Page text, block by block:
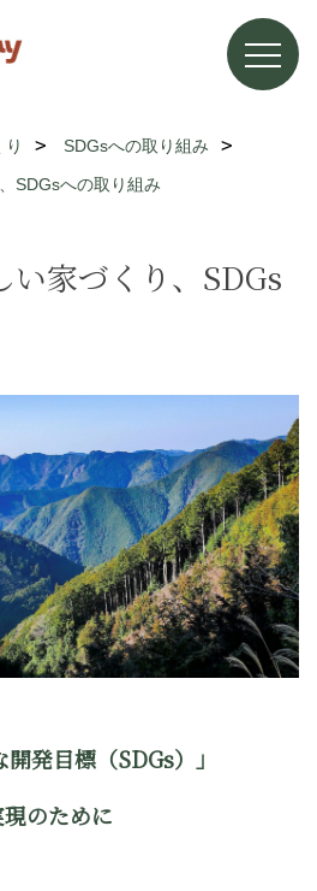
り
SDGsへの取り組み
SDGsへの取り組み
い家づくり、SDGs
開発目標（SDGs）」
のために